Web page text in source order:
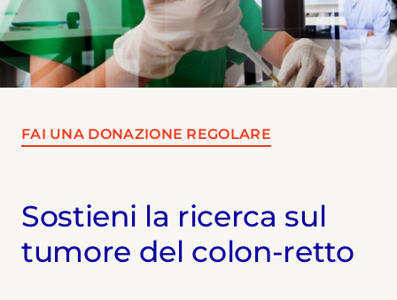
testate nazionali.
FAI UNA DONAZIONE REGOLARE
Sostieni la ricerca sul
tumore del colon-retto